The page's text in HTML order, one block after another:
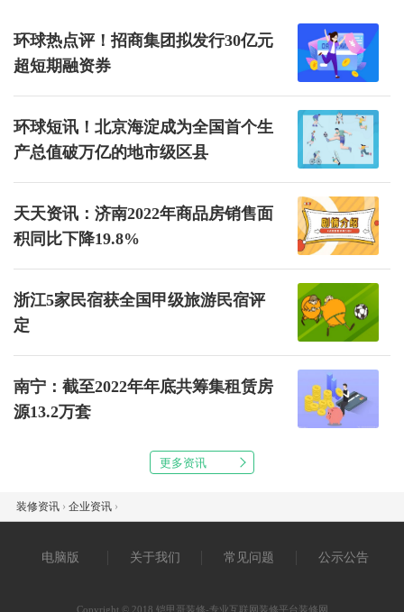
环球热点评！招商集团拟发行30亿元
超短期融资券
环球短讯！北京海淀成为全国首个生
产总值破万亿的地市级区县
天天资讯：济南2022年商品房销售面
积同比下降19.8%
浙江5家民宿获全国甲级旅游民宿评
定
南宁：截至2022年年底共筹集租赁房
源13.2万套
更多资讯
装修资讯 › 企业资讯 ›
电脑版 关于我们 常见问题 公示公告
Copyright © 2018 铠甲哥装修-专业互联网装修平台装修网